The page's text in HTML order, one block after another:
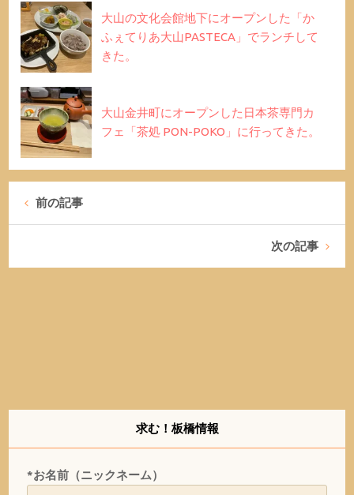
大山の文化会館地下にオープンした「か
ふぇてりあ大山PASTECA」でランチして
きた。
大山金井町にオープンした日本茶専門カ
フェ「茶処 PON-POKO」に行ってきた。
前の記事
次の記事
求む！板橋情報
*お名前（ニックネーム）